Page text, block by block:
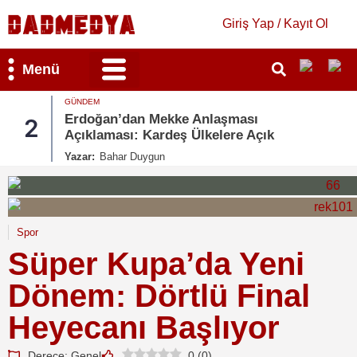
Giriş Yap / Kayıt Ol
Menü
2
GÜNDEM
Erdoğan’dan Mekke Anlaşması
Açıklaması: Kardeş Ülkelere Açık
Yazar: Bahar Duygun
Spor
Süper Kupa’da Yeni
Dönem: Dörtlü Final
Heyecanı Başlıyor